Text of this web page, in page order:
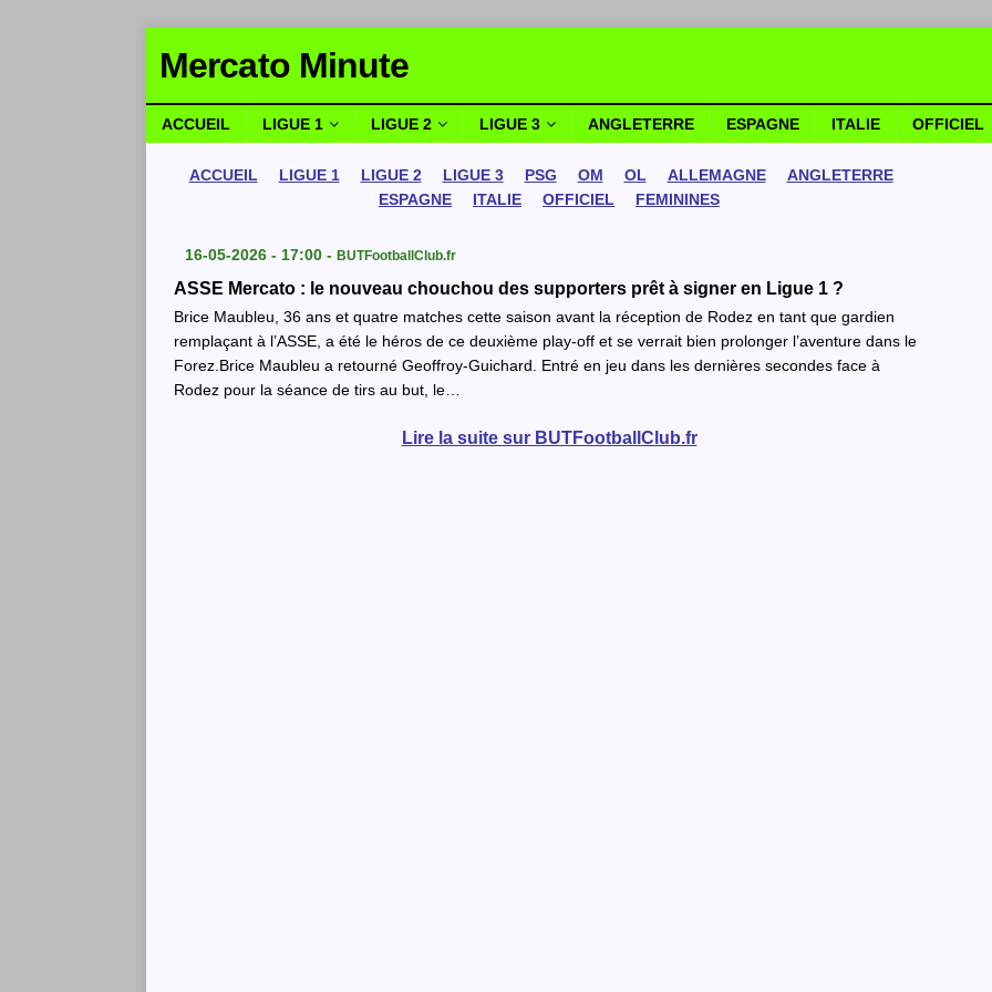
Mercato Minute
ACCUEIL LIGUE 1 LIGUE 2 LIGUE 3 ANGLETERRE ESPAGNE ITALIE OFFICIEL
ACCUEIL LIGUE 1 LIGUE 2 LIGUE 3 PSG OM OL ALLEMAGNE
ANGLETERRE
ESPAGNE
ITALIE OFFICIEL FEMININES
16-05-2026 - 17:00 - BUTFootballClub.fr
ASSE Mercato : le nouveau chouchou des supporters prêt à signer en Ligue 1 ?
Brice Maubleu, 36 ans et quatre matches cette saison avant la réception de Rodez en tant que gardien
remplaçant à l’ASSE, a été le héros de ce deuxième play-off et se verrait bien prolonger l’aventure dans le
Forez.Brice Maubleu a retourné Geoffroy-Guichard. Entré en jeu dans les dernières secondes face à
Rodez pour la séance de tirs au but, le…
Lire la suite sur BUTFootballClub.fr